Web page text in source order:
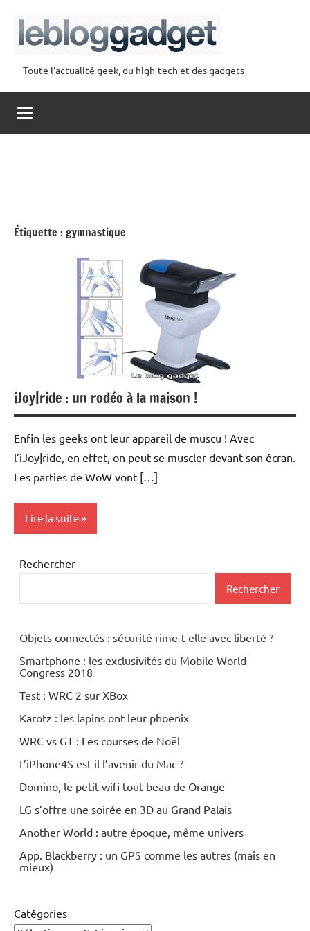
contenu
lebloggadget
Toute l'actualité geek, du high-tech et des gadgets
Étiquette :gymnastique
iJoy|ride : un rodéo à la maison !
Enfin les geeks ont leur appareil de muscu ! Avec
l’iJoy|ride, en effet, on peut se muscler devant son écran.
Les parties de WoW vont […]
Lire la suite
Inclassables
Rechercher
Rechercher
Objets connectés : sécurité rime-t-elle avec liberté ?
Smartphone : les exclusivités du Mobile World
Congress 2018
Test : WRC 2 sur XBox
Karotz : les lapins ont leur phoenix
WRC vs GT : Les courses de Noël
L’iPhone4S est-il l’avenir du Mac ?
Domino, le petit wifi tout beau de Orange
LG s’offre une soirée en 3D au Grand Palais
Another World : autre époque, même univers
App. Blackberry : un GPS comme les autres (mais en
mieux)
Catégories